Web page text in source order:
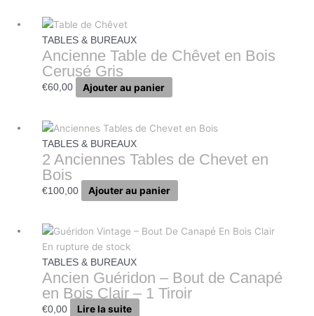
TABLES & BUREAUX
Ancienne Table de Chêvet en Bois
Cerusé Gris
€60,00 Ajouter au panier
TABLES & BUREAUX
2 Anciennes Tables de Chevet en
Bois
€100,00 Ajouter au panier
En rupture de stock
TABLES & BUREAUX
Ancien Guéridon – Bout de Canapé
en Bois Clair – 1 Tiroir
€0,00 Lire la suite